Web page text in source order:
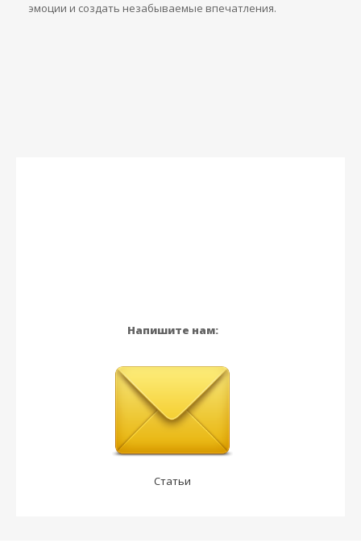
эмоции и создать незабываемые впечатления.
Напишите нам:
Статьи